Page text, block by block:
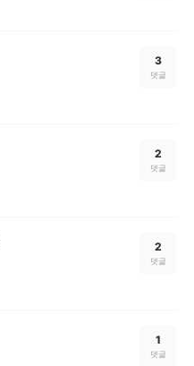
3
댓글
2
댓글
2
댓글
1
댓글